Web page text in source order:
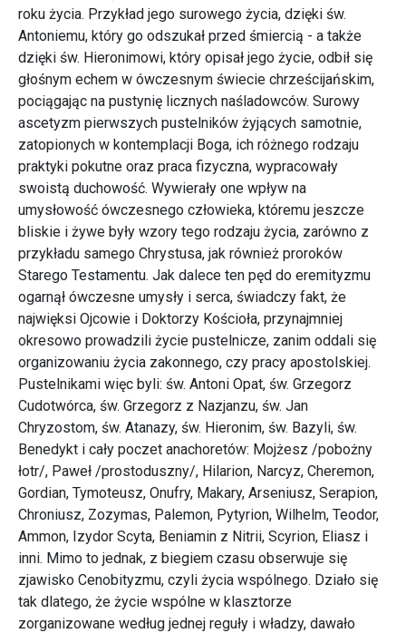
roku życia. Przykład jego surowego życia, dzięki św.
Antoniemu, który go odszukał przed śmiercią - a także
dzięki św. Hieronimowi, który opisał jego życie, odbił się
głośnym echem w ówczesnym świecie chrześcijańskim,
pociągając na pustynię licznych naśladowców. Surowy
ascetyzm pierwszych pustelników żyjących samotnie,
zatopionych w kontemplacji Boga, ich różnego rodzaju
praktyki pokutne oraz praca fizyczna, wypracowały
swoistą duchowość. Wywierały one wpływ na
umysłowość ówczesnego człowieka, któremu jeszcze
bliskie i żywe były wzory tego rodzaju życia, zarówno z
przykładu samego Chrystusa, jak również proroków
Starego Testamentu. Jak dalece ten pęd do eremityzmu
ogarnął ówczesne umysły i serca, świadczy fakt, że
najwięksi Ojcowie i Doktorzy Kościoła, przynajmniej
okresowo prowadzili życie pustelnicze, zanim oddali się
organizowaniu życia zakonnego, czy pracy apostolskiej.
Pustelnikami więc byli: św. Antoni Opat, św. Grzegorz
Cudotwórca, św. Grzegorz z Nazjanzu, św. Jan
Chryzostom, św. Atanazy, św. Hieronim, św. Bazyli, św.
Benedykt i cały poczet anachoretów: Mojżesz /pobożny
łotr/, Paweł /prostoduszny/, Hilarion, Narcyz, Cheremon,
Gordian, Tymoteusz, Onufry, Makary, Arseniusz, Serapion,
Chroniusz, Zozymas, Palemon, Pytyrion, Wilhelm, Teodor,
Ammon, Izydor Scyta, Beniamin z Nitrii, Scyrion, Eliasz i
inni. Mimo to jednak, z biegiem czasu obserwuje się
zjawisko Cenobityzmu, czyli życia wspólnego. Działo się
tak dlatego, że życie wspólne w klasztorze
zorganizowane według jednej reguły i władzy, dawało